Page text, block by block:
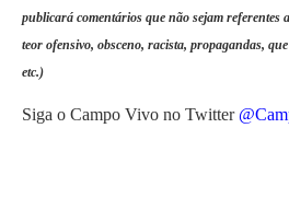
publicará comentários que não sejam referentes
teor ofensivo, obsceno, racista, propagandas,
etc.)
Siga o Campo Vivo no Twitter